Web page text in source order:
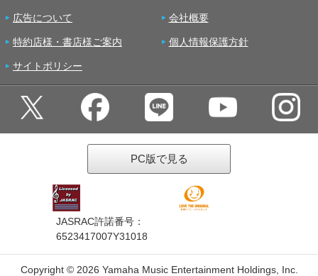
広告について 会社概要
特約店様・書店様ご案内 個人情報保護方針
サイトポリシー
PC版で見る
JASRAC許諾番号：
6523417007Y31018
Copyright © 2026 Yamaha Music Entertainment Holdings, Inc.